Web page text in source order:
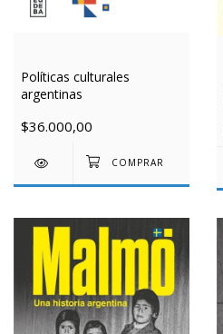
Políticas culturales
argentinas
$36.000,00